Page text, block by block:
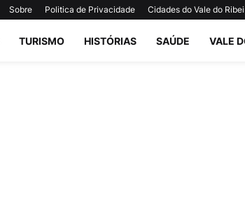
Sobre Politica de Privacidade Cidades do Vale do
TURISMO HISTÓRIAS SAÚDE VALE